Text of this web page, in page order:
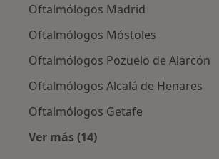
Oftalmólogos Madrid
Oftalmólogos Móstoles
Oftalmólogos Pozuelo de Alarcón
Oftalmólogos Alcalá de Henares
Oftalmólogos Getafe
Ver más (14)